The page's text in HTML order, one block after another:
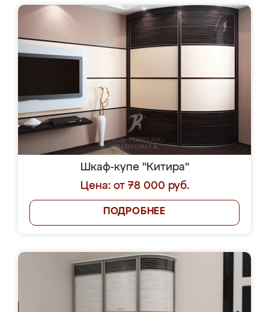
Шкаф-купе "Китира"
Цена: от 78 000 руб.
ПОДРОБНЕЕ